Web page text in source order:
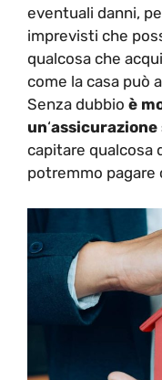
eventuali danni,
imprevisti che
qualcosa che
come la casa può
Senza dubbio è
un‘assicurazione
capitare qualcosa
potremmo pagare